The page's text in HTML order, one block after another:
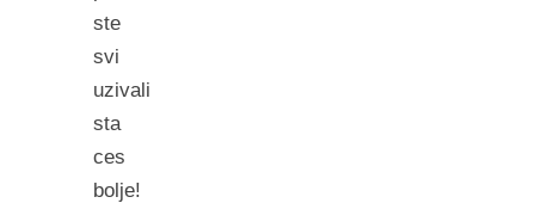
ste
svi
uzivali
sta
ces
bolje!